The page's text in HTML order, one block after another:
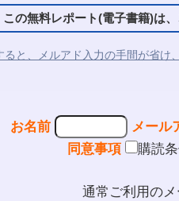
の無料レポート(電子書籍)は、
と、メルアド入力の手間が省け
お名前
メール
同意事項
購読
通常ご利用のメ